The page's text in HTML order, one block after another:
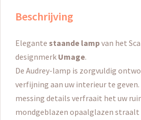
Beschrijving
Elegante staande lampvan het
designmerk Umage.
De Audrey-lamp is zorgvuldig
verfijning aan uw interieur te
messing details verfraait het uw
mondgeblazen opaalglazen straalt